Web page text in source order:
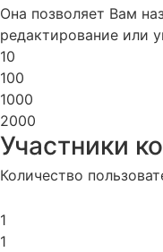
Она позволяет Вам
редактирование или
10
100
1000
2000
Участники
Количество
1
1